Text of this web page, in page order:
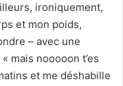
ironiquement,
et mon poids,
– avec une
mais nooooon t’es
et me déshabille